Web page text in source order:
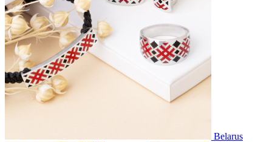
Belarus